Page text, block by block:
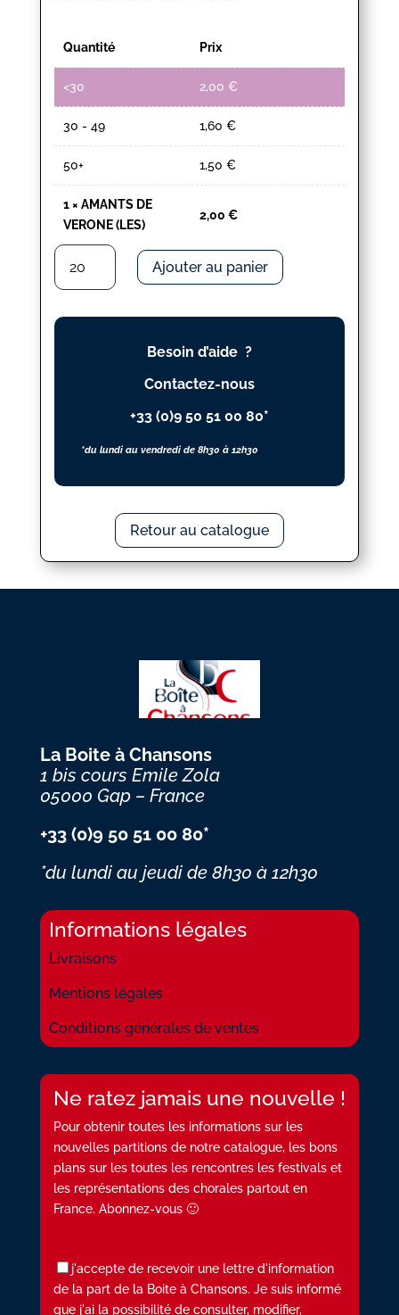
Quantité Prix
<30 2,00 €
30 - 49 1,60 €
50+ 1,50 €
1× AMANTS DE
VERONE (LES)
2,00 €
quantité
AMANTS
DE
Ajouter au panier
Besoin d’aide ?
Contactez-nous
+33 (0)9 50 51 00 80*
*du lundi au vendredi de 8h30 à 12h30
Retour au catalogue
La Boite à Chansons
1 bis cours Emile Zola
05000 Gap – France
+33 (0)9 50 51 00 80*
*du lundi au jeudi de 8h30 à 12h30
Informations légales
Livraisons
Mentions légales
Conditions générales de ventes
Ne ratez jamais une nouvelle !
Pour obtenir toutes les informations sur les
nouvelles partitions de notre catalogue, les bons
plans sur les toutes les rencontres les festivals et
les représentations des chorales partout en
France. Abonnez-vous 🙂
j'accepte de recevoir une lettre d'information
de la part de la Boite à Chansons. Je suis informé
que j'ai la possibilité de consulter, modifier,